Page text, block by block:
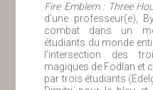
Fire Emblem : Three
d’une professeur(e),
combat dans un
étudiants du monde
l’intersection des
magiques de Fodlan et
par trois étudiants